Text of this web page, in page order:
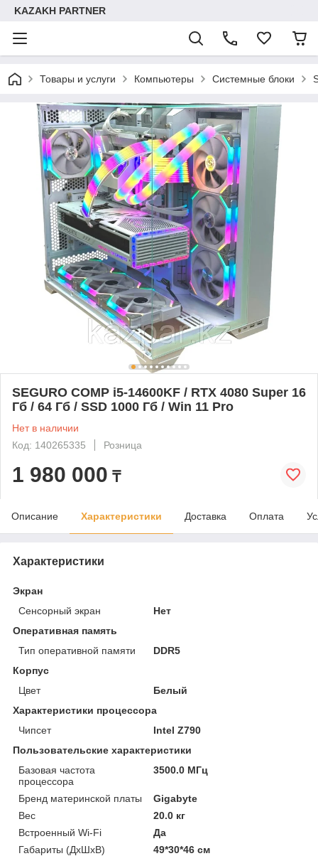
KAZAKH PARTNER
Товары и услуги Компьютеры Системные блоки
SEGURO COMP i5-14600KF / RTX 4080 Super 16
Гб / 64 Гб / SSD 1000 Гб / Win 11 Pro
Нет в наличии
Код: 140265335
Розница
1 980 000 ₸
Описание Характеристики Доставка Оплата
Характеристики
Экран
Сенсорный экран
Нет
Оперативная память
Тип оперативной памяти
DDR5
Корпус
Цвет
Белый
Характеристики процессора
Чипсет
Intel Z790
Пользовательские характеристики
Базовая частота
процессора
3500.0 МГц
Бренд материнской платы
Gigabyte
Вес
20.0 кг
Встроенный Wi-Fi
Да
Габариты (ДхШхВ)
49*30*46 см